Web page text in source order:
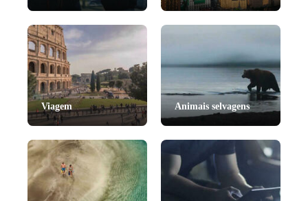
Viagem Animais selvagens